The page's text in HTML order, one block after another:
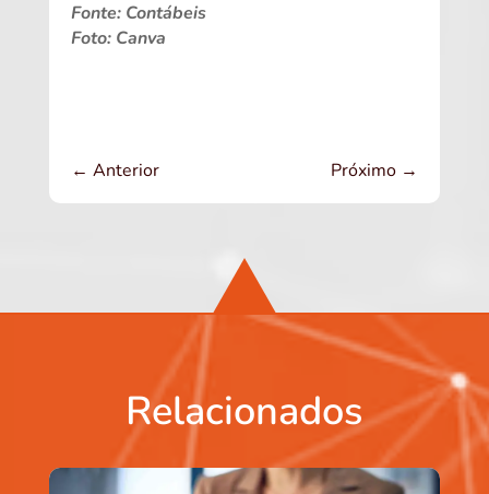
Fonte: Contábeis
Foto: Canva
← Anterior Próximo →
Relacionados